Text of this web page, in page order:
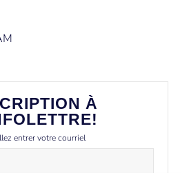
À
entrer votre courriel